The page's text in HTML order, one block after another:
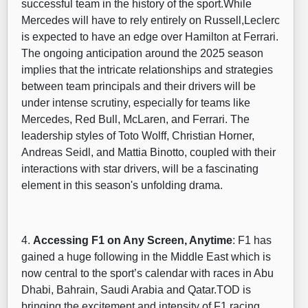
successful team in the history of the sport.While
Mercedes will have to rely entirely on Russell,Leclerc
is expected to have an edge over Hamilton at Ferrari.
The ongoing anticipation around the 2025 season
implies that the intricate relationships and strategies
between team principals and their drivers will be
under intense scrutiny, especially for teams like
Mercedes, Red Bull, McLaren, and Ferrari. The
leadership styles of Toto Wolff, Christian Horner,
Andreas Seidl, and Mattia Binotto, coupled with their
interactions with star drivers, will be a fascinating
element in this season's unfolding drama.
4. Accessing F1 on Any Screen, Anytime: F1 has
gained a huge following in the Middle East which is
now central to the sport’s calendar with races in Abu
Dhabi, Bahrain, Saudi Arabia and Qatar.TOD is